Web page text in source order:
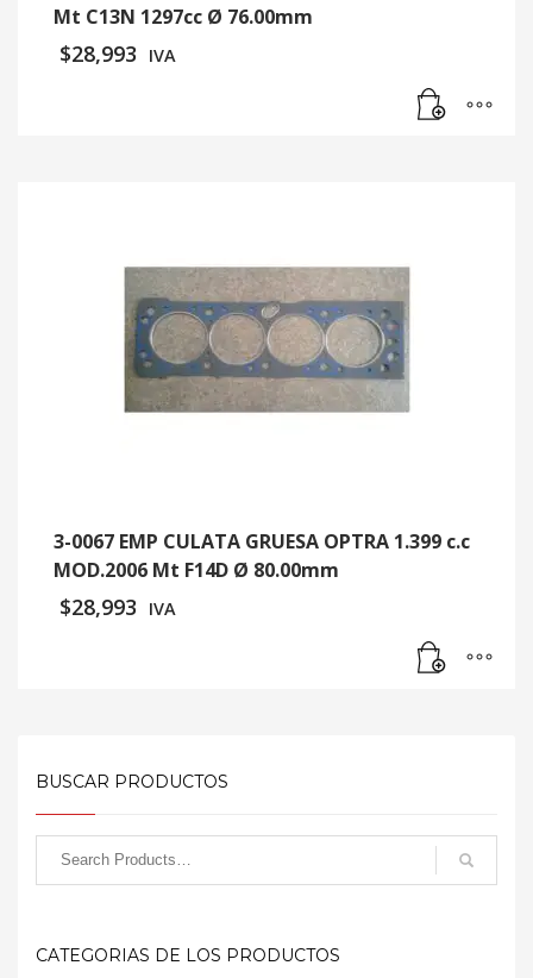
Mt C13N 1297cc Ø 76.00mm
$28,993 IVA
3-0067 EMP CULATA GRUESA OPTRA 1.399 c.c
MOD.2006 Mt F14D Ø 80.00mm
$28,993 IVA
BUSCAR PRODUCTOS
CATEGORIAS DE LOS PRODUCTOS